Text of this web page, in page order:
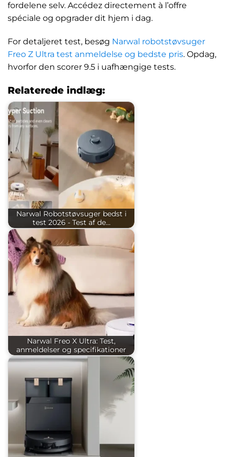
fordelene selv. Accédez directement à l’offre
spéciale og opgrader dit hjem i dag.
For detaljeret test, besøg Narwal robotstøvsuger
Freo Z Ultra test anmeldelse og bedste pris. Opdag,
hvorfor den scorer 9.5 i uafhængige tests.
Relaterede indlæg:
Narwal Robotstøvsuger bedst i
test 2026 - Test af de…
Narwal Freo X Ultra: Test,
anmeldelser og specifikationer